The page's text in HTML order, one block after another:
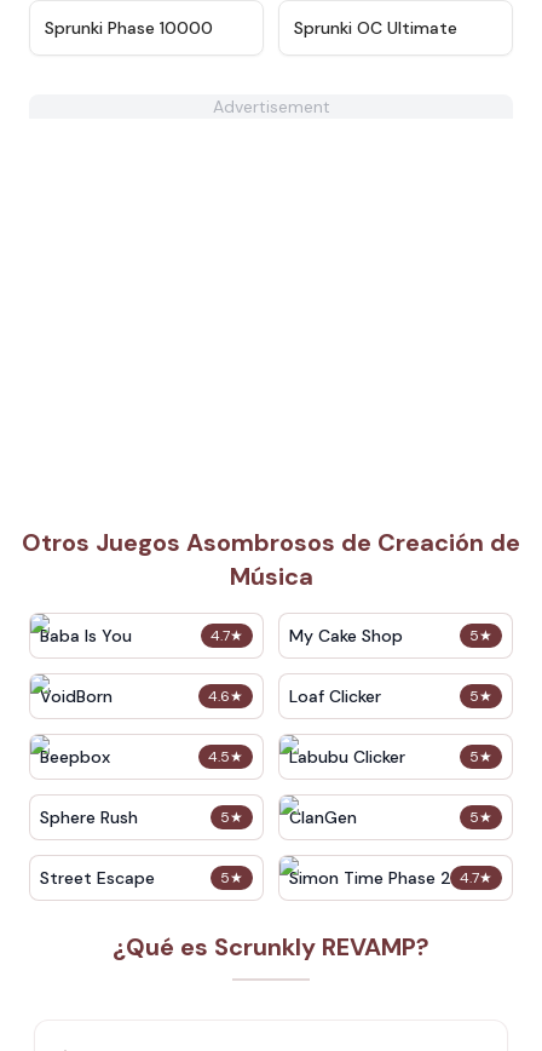
★
Sprunki Phase 10000 ★
Sprunki OC Ultimate
Advertisement
Otros Juegos Asombrosos de Creación de
Música
4.7★
Baba Is You 5★
My Cake Shop
4.6★
VoidBorn 5★
Loaf Clicker
4.5★
Beepbox 5★
Labubu Clicker
5★
Sphere Rush 5★
ClanGen
5★
Street Escape 4.7★
Simon Time Phase 2
¿Qué es Scrunkly REVAMP?